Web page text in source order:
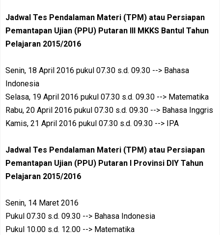
Jadwal Tes Pendalaman Materi (TPM) atau Persiapan
Pemantapan Ujian (PPU) Putaran III MKKS Bantul Tahun
Pelajaran 2015/2016
Senin, 18 April 2016 pukul 07.30 s.d. 09.30 --> Bahasa
Indonesia
Selasa, 19 April 2016 pukul 07.30 s.d. 09.30 --> Matematika
Rabu, 20 April 2016 pukul 07.30 s.d. 09.30 --> Bahasa Inggris
Kamis, 21 April 2016 pukul 07.30 s.d. 09.30 --> IPA
Jadwal Tes Pendalaman Materi (TPM) atau Persiapan
Pemantapan Ujian (PPU) Putaran I Provinsi DIY Tahun
Pelajaran 2015/2016
Senin, 14 Maret 2016
Pukul 07.30 s.d. 09.30 --> Bahasa Indonesia
Pukul 10.00 s.d. 12.00 --> Matematika